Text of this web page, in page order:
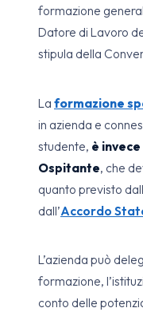
formazione
Datore di Lavoro
stipula della
La formazione
in azienda e
studente, è
Ospitante, che
quanto previsto
dall’Accordo
L’azienda può
formazione,
conto delle